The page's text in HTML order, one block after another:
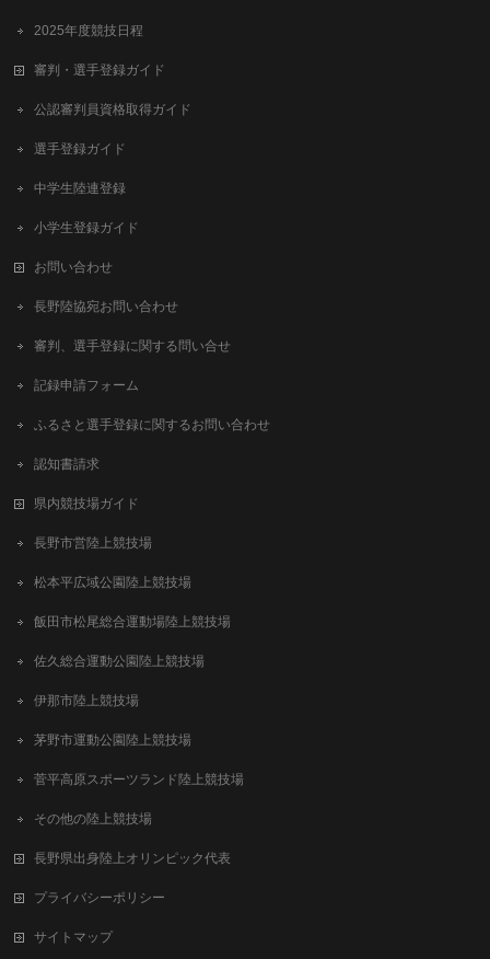
2025年度競技日程
審判・選手登録ガイド
公認審判員資格取得ガイド
選手登録ガイド
中学生陸連登録
小学生登録ガイド
お問い合わせ
長野陸協宛お問い合わせ
審判、選手登録に関する問い合せ
記録申請フォーム
ふるさと選手登録に関するお問い合わせ
認知書請求
県内競技場ガイド
長野市営陸上競技場
松本平広域公園陸上競技場
飯田市松尾総合運動場陸上競技場
佐久総合運動公園陸上競技場
伊那市陸上競技場
茅野市運動公園陸上競技場
菅平高原スポーツランド陸上競技場
その他の陸上競技場
長野県出身陸上オリンピック代表
プライバシーポリシー
サイトマップ